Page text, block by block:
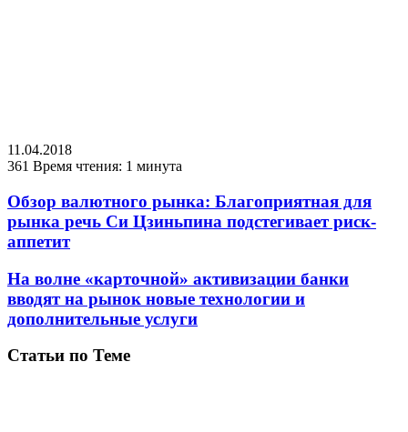
11.04.2018
361 Время чтения: 1 минута
Обзор валютного рынка: Благоприятная для
рынка речь Си Цзиньпина подстегивает риск-
аппетит
На волне «карточной» активизации банки
вводят на рынок новые технологии и
дополнительные услуги
Статьи по Теме